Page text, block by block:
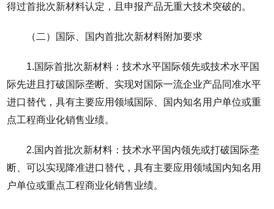
得过首批次新材料认定，且申报产品无重大技术突破的。
（二）国际、国内首批次新材料附加要求
1.国际首批次新材料：技术水平国际领先或技术水平国
际先进且打破国际垄断、实现对国际一流企业产品同准水平
进口替代，具有主要应用领域国际、国内知名用户单位或重
点工程商业化销售业绩。
2.国内首批次新材料：技术水平国内领先或打破国际垄
断、可以实现降准进口替代，具有主要应用领域国内知名用
户单位或重点工程商业化销售业绩。